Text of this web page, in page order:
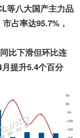
等八大国产主力品
占率达95.7%，
比下滑但环比连
提升5.4个百分